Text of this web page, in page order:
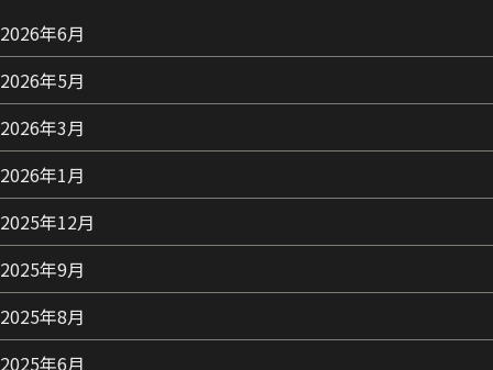
2026年6月
2026年5月
2026年3月
2026年1月
2025年12月
2025年9月
2025年8月
2025年6月